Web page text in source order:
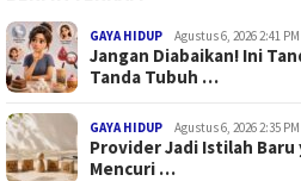
GAYA HIDUP Agustus 6, 2026 2:41 PM
Jangan Diabaikan! Ini
Tanda Tubuh …
GAYA HIDUP Agustus 6, 2026 2:35 PM
Provider Jadi Istilah Baru
Mencuri …